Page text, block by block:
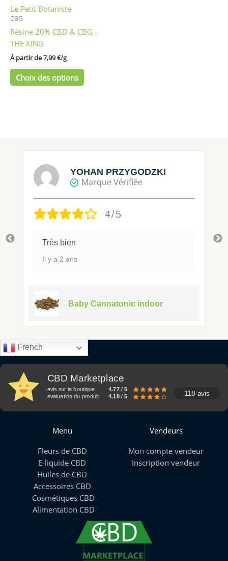
Le Petit Botaniste
CBG
Résine 20% CBD & CBG –
THE KING
À partir de 7,99€/g
Choix des options
la
produit
YOHAN PRZYGODZKI
Marque Vérifiée
4/5
Très bien
Il y a 2 ans
Baby Cannatonic indoor
French
CBD Marketplace
avis sur la boutique
4.77 / 5
évaluation du produit
4.18 / 5 118 avis
Menu
Fleurs de CBD
E-liquide CBD
Huiles de CBD
Accessoires CBD
Cosmétiques CBD
Alimentation CBD
Vendeurs
Mon compte vendeur
Inscription vendeur